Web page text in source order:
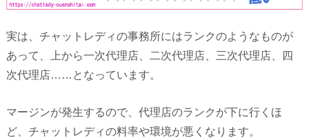
実は、チャットレディの事務所にはランクのようなものが
あって、上から一次代理店、二次代理店、三次代理店、四
次代理店……となっています。
マージンが発生するので、代理店のランクが下に行くほ
ど、チャットレディの料率や環境が悪くなります。